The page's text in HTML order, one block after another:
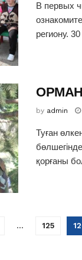
В первых
региону.
ОРМАН
by admin
Туған
қорғаны
… 125